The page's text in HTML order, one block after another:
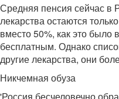
Средняя пенсия сейчас в
лекарства остаются
вместо 50%, как это
бесплатным. Однако
другие лекарства, они
Никчемная обуза
'Россия бесчеловечно